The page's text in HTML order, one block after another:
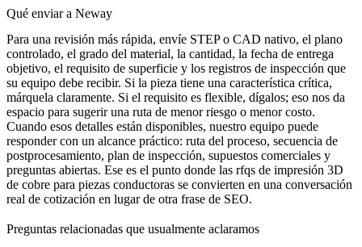
Qué enviar a Neway
Para una revisión más rápida, envíe STEP o CAD nativo, el plano
controlado, el grado del material, la cantidad, la fecha de entrega
objetivo, el requisito de superficie y los registros de inspección que
su equipo debe recibir. Si la pieza tiene una característica crítica,
márquela claramente. Si el requisito es flexible, dígalos; eso nos da
espacio para sugerir una ruta de menor riesgo o menor costo.
Cuando esos detalles están disponibles, nuestro equipo puede
responder con un alcance práctico: ruta del proceso, secuencia de
postprocesamiento, plan de inspección, supuestos comerciales y
preguntas abiertas. Ese es el punto donde las rfqs de impresión 3D
de cobre para piezas conductoras se convierten en una conversación
real de cotización en lugar de otra frase de SEO.
Preguntas relacionadas que usualmente aclaramos